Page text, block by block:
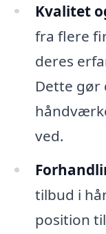
Kvalitet
fra flere
deres
Dette gør
ved.
tilbud i
position